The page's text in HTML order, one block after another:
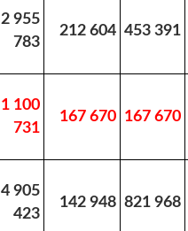
2 955
783
212 604 453 391
1 100
731
167 670 167 670
4 905
423
142 948 821 968